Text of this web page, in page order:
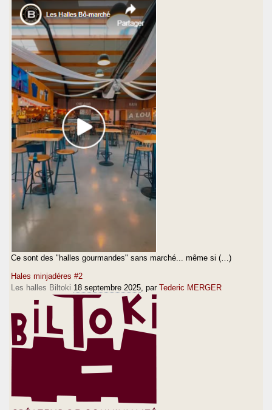
Ce sont des "halles gourmandes" sans marché... même si (…)
Hales minjadéres #2
Les halles Biltoki 18 septembre 2025 , par Tederic MERGER